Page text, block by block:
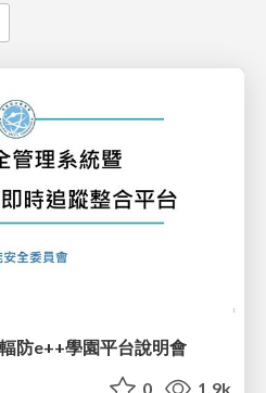
防e++學園平台說明會
0 1.9k